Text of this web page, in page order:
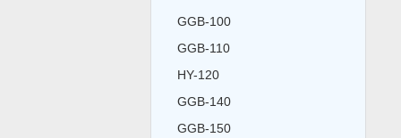
GGB-100
GGB-110
HY-120
GGB-140
GGB-150